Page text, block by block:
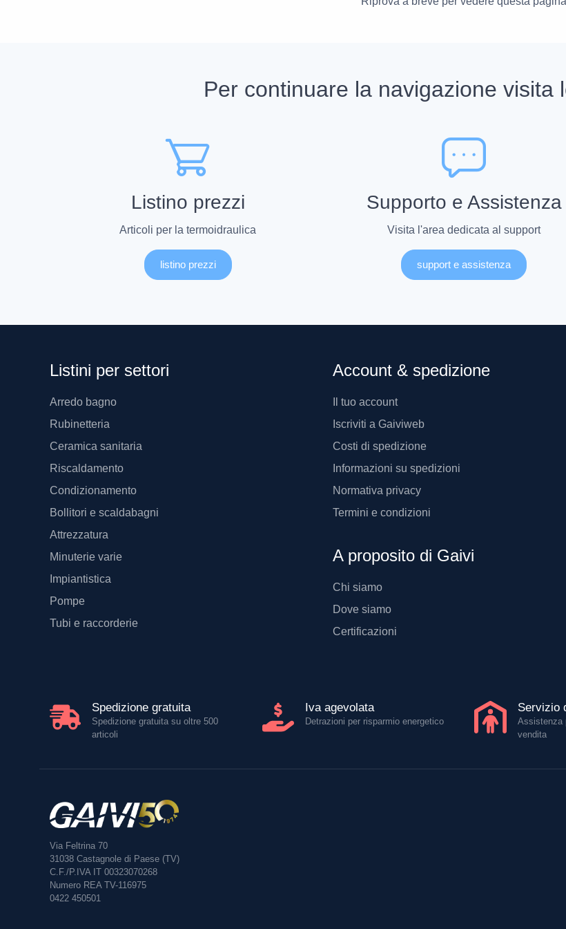
Per continuare la navigazione visita
Listino prezzi
Articoli per la termoidraulica
listino prezzi
Supporto e Assistenza
Visita l'area dedicata al support
support e assistenza
Listini per settori
Arredo bagno
Rubinetteria
Ceramica sanitaria
Riscaldamento
Condizionamento
Bollitori e scaldabagni
Attrezzatura
Minuterie varie
Impiantistica
Pompe
Tubi e raccorderie
Account & spedizione
Il tuo account
Iscriviti a Gaiviweb
Costi di spedizione
Informazioni su spedizioni
Normativa privacy
Termini e condizioni
A proposito di Gaivi
Chi siamo
Dove siamo
Certificazioni
Spedizione gratuita
Spedizione gratuita su oltre 500
articoli
Iva agevolata
Detrazioni per risparmio energetico
Servizio
Assistenza
vendita
Via Feltrina 70
31038 Castagnole di Paese (TV)
C.F./P.IVA IT 00323070268
Numero REA TV-116975
0422 450501